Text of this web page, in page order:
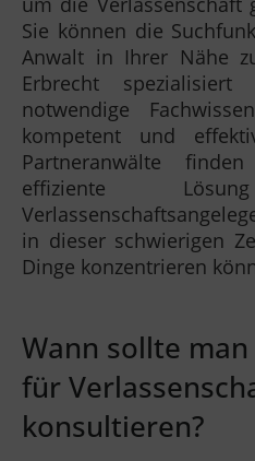
Sie können die
Anwalt in Ihrer Nähe
Erbrecht
notwendige
kompetent und
Partneranwälte
effiziente
in dieser schwierigen
Dinge konzentrieren
Wann sollte
für
konsultieren?